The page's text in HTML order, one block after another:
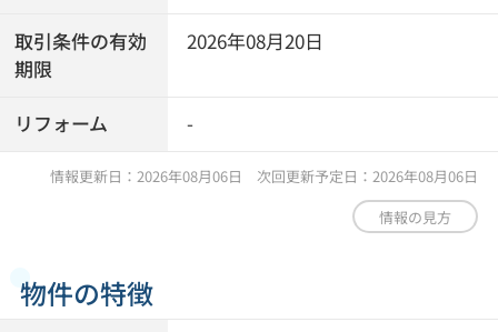
取引条件の有効
期限
2026年08月20日
リフォーム -
情報更新日：2026年08月06日 次回更新予定日：2026年08月06日
情報の見方
物件の特徴